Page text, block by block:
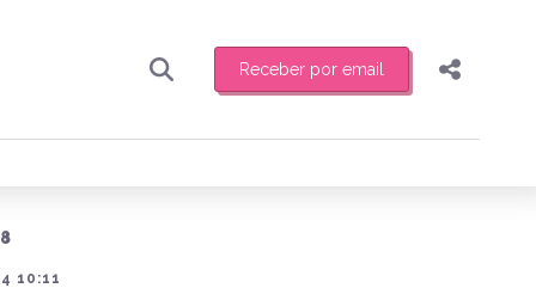
Receber por email
toda sexta-feira de manhã o resumo
Compartilhar
10:11